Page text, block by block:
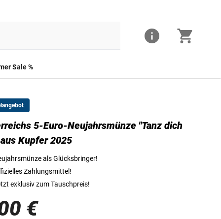
Sale %
Die Vorderseite der Kupfermünze
5-Euro-Neujahrsmünze "Tanz dich
Kupfer 2025
als Glücksbringer!
Zahlungsmittel!
exklusiv zum Tauschpreis!
€